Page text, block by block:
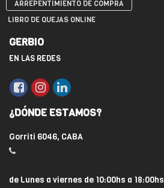
ARREPENTIMIENTO DE COMPRA
LIBRO DE QUEJAS ONLINE
GERBIO
EN LAS REDES
¿DÓNDE ESTAMOS?
Gorriti 6046, CABA
de Lunes a viernes de 10:00hs a 18:00hs